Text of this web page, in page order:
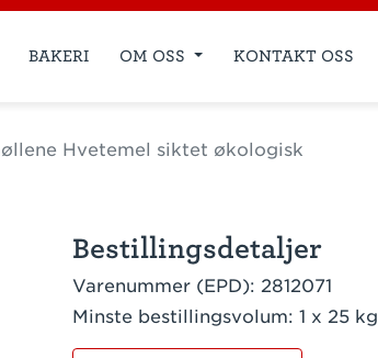
BAKERI OM OSS KONTAKT OSS
Hvetemel siktet økologisk
Bestillingsdetaljer
Varenummer (EPD): 2812071
Minste bestillingsvolum: 1 x 25 kg